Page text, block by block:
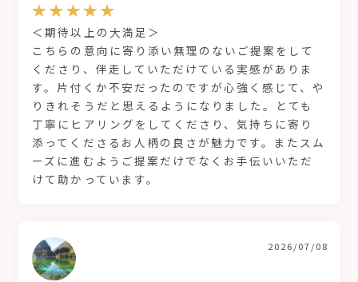
＜期待以上の大満足＞
こちらの意向に寄り添い無理のないご提案をして
くださり、伴走していただけている実感がありま
す。片付くか不安だったのですが心強く感じて、や
りきれそうだと思えるようになりました。とても
丁寧にヒアリングをしてくださり、気持ちに寄り
添ってくださるお人柄の良さが魅力です。またスム
ーズに進むようご提案だけでなくお手伝いいただ
けて助かっています。
2026/07/08